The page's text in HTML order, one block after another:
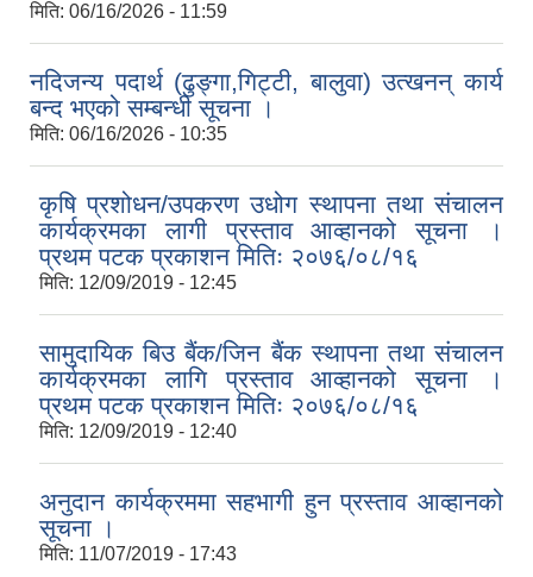
मिति: 06/16/2026 - 11:59
नदिजन्य पदार्थ (ढुङ्गा,गिट्टी, बालुवा) उत्खनन् कार्य
बन्द भएको सम्बन्धी सूचना ।
मिति: 06/16/2026 - 10:35
कृषि प्रशोधन/उपकरण उधोग स्थापना तथा संचालन
कार्यक्रमका लागी प्रस्ताव आव्हानको सूचना ।
प्रथम पटक प्रकाशन मितिः २०७६/०८/१६
मिति: 12/09/2019 - 12:45
सामुदायिक बिउ बैंक/जिन बैंक स्थापना तथा संचालन
कार्यक्रमका लागि प्रस्ताव आव्हानको सूचना ।
प्रथम पटक प्रकाशन मितिः २०७६/०८/१६
मिति: 12/09/2019 - 12:40
अनुदान कार्यक्रममा सहभागी हुन प्रस्ताव आव्हानको
सूचना ।
मिति: 11/07/2019 - 17:43